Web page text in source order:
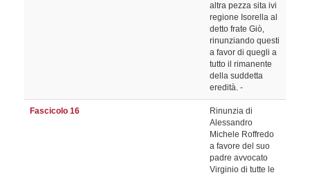
altra pezza sita ivi
regione Isorella al
detto frate Giò,
rinunziando questi
a favor di quegli a
tutto il rimanente
della suddetta
eredità. -
Fascicolo 16
Rinunzia di
Alessandro
Michele Roffredo
a favore del suo
padre avvocato
Virginio di tutte le